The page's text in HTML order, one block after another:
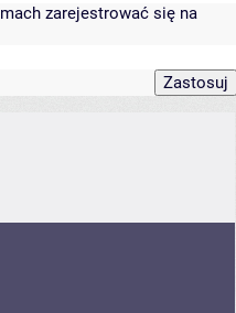
zarejestrować się na